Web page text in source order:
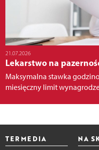
21.07.2026
Lekarstwo na
Maksymalna stawka
miesięczny limit
TERMEDIA NA